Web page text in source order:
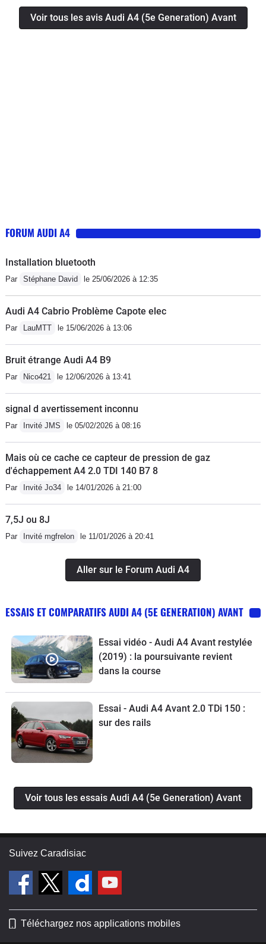
permet d’avoir une voiture bonne à tout faire!
Voir tous les avis Audi A4 (5e Generation) Avant
FORUM AUDI A4
Installation bluetooth
Par Stéphane David le 25/06/2026 à 12:35
Audi A4 Cabrio Problème Capote elec
Par LauMTT le 15/06/2026 à 13:06
Bruit étrange Audi A4 B9
Par Nico421 le 12/06/2026 à 13:41
signal d avertissement inconnu
Par Invité JMS le 05/02/2026 à 08:16
Mais où ce cache ce capteur de pression de gaz
d'échappement A4 2.0 TDI 140 B7 8
Par Invité Jo34 le 14/01/2026 à 21:00
7,5J ou 8J
Par Invité mgfrelon le 11/01/2026 à 20:41
Aller sur le Forum Audi A4
ESSAIS ET COMPARATIFS AUDI A4 (5E GENERATION) AVANT
Essai vidéo - Audi A4 Avant restylée
(2019) : la poursuivante revient
dans la course
Essai - Audi A4 Avant 2.0 TDi 150 :
sur des rails
Voir tous les essais Audi A4 (5e Generation) Avant
Suivez Caradisiac
Téléchargez nos applications mobiles